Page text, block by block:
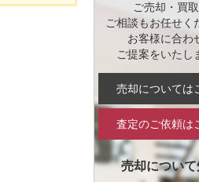
ご売却・買
ご相談もお任せく
お客様に合わ
ご提案をいたし
売却については
査定のご依頼は
売却について